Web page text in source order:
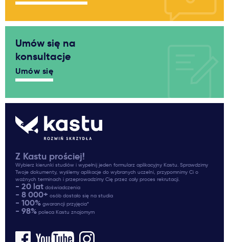
Umów się na
konsultacje
Umów się
Z Kastu prościej!
Wybierz kierunki studiów i wypełnij jeden formularz aplikacyjny Kastu. Sprawdzimy
Twoje dokumenty, wyślemy aplikacje do wybranych uczelni, przypomnimy Ci o
ważnych terminach i przeprowadzimy Cię przez cały proces rekrutacji.
- 20 lat doświadczenia
- 8 000+ osób dostało się na studia
- 100% gwarancji przyjęcia*
- 98% poleca Kastu znajomym